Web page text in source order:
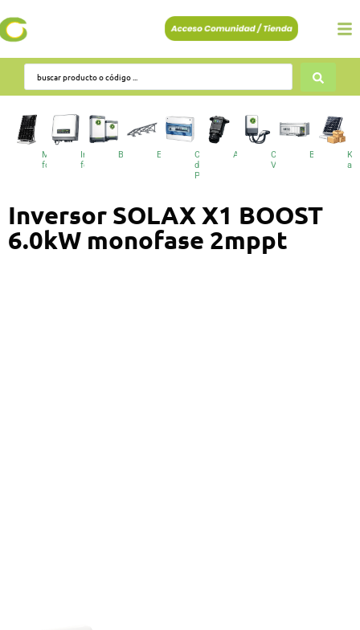
Módulos
fotovoltaicos
Inversores
fotovoltaicos
Baterías EstructurasCuadros
de
Protecciones
AccesoriosCargadores
VE
BESS
Inversor SOLAX X1 BOOST
6.0kW monofase 2mppt